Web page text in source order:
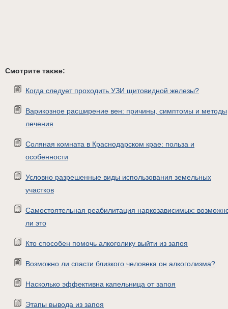
Смотрите также:
Когда следует проходить УЗИ щитовидной железы?
Варикозное расширение вен: причины, симптомы и методы
лечения
Соляная комната в Краснодарском крае: польза и
особенности
Условно разрешенные виды использования земельных
участков
Самостоятельная реабилитация наркозависимых:
ли это
Кто способен помочь алкоголику выйти из запоя
Возможно ли спасти близкого человека он алкоголизма?
Насколько эффективна капельница от запоя
Этапы вывода из запоя